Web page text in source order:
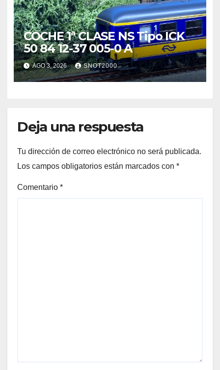
COCHE 1ª CLASE NS Tipo ICK
50 84 12-37 005-0 A
AGO 3, 2026 SNOT2000
Deja una respuesta
Tu dirección de correo electrónico no será publicada.
Los campos obligatorios están marcados con *
Comentario *